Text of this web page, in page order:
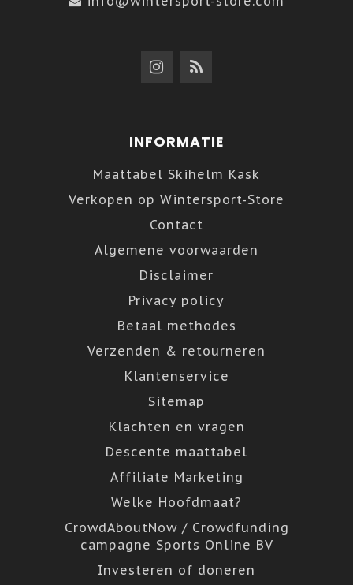
INFORMATIE
Maattabel Skihelm Kask
Verkopen op Wintersport-Store
Contact
Algemene voorwaarden
Disclaimer
Privacy policy
Betaal methodes
Verzenden & retourneren
Klantenservice
Sitemap
Klachten en vragen
Descente maattabel
Affiliate Marketing
Welke Hoofdmaat?
CrowdAboutNow / Crowdfunding
campagne Sports Online BV
Investeren of doneren